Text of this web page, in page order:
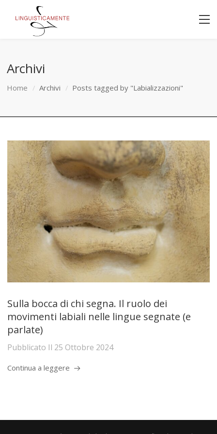
Archivi
Home Archivi Posts tagged by "Labializzazioni"
Sulla bocca di chi segna. Il ruolo dei
movimenti labiali nelle lingue segnate (e
parlate)
Pubblicato Il 25 Ottobre 2024
Continua a leggere